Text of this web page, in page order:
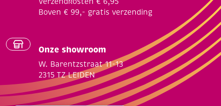
Boven € 99,- gratis verzending
Onze showroom
W. Barentzstraat 11-13
2315 TZ LEIDEN